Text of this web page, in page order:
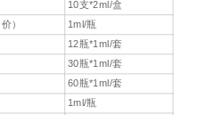
10支*2ml/盒
）
1ml/瓶
12瓶*1ml/套
30瓶*1ml/套
60瓶*1ml/套
1ml/瓶